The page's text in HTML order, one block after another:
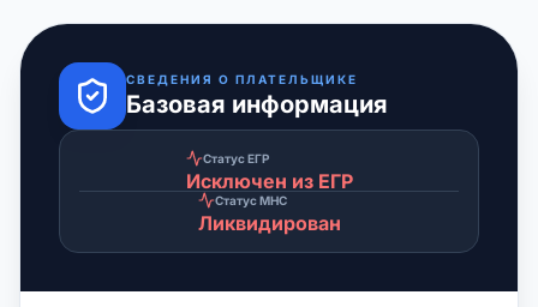
СВЕДЕНИЯ О ПЛАТЕЛЬЩИКЕ
Базовая информация
Статус ЕГР
Исключен из ЕГР
Статус МНС
Ликвидирован